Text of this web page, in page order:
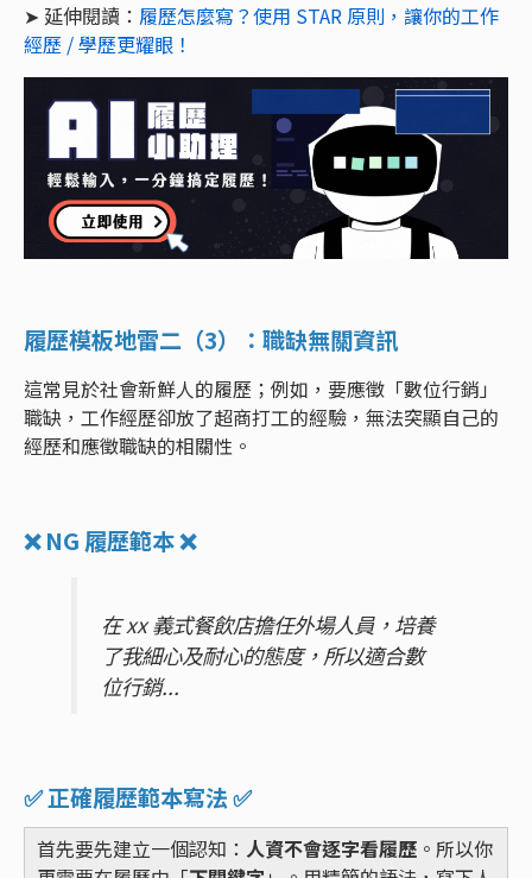
➤ 延伸閱讀： 履歷怎麼寫？使用 STAR 原則，讓你的工作
經歷 / 學歷更耀眼！
履歷模板地雷二（3）：職缺無關資訊
這常見於社會新鮮人的履歷；例如，要應徵「數位行銷」
職缺，工作經歷卻放了超商打工的經驗，無法突顯自己的
經歷和應徵職缺的相關性。
❌ NG 履歷範本 ❌
在 xx 義式餐飲店擔任外場人員，培養
了我細心及耐心的態度，所以適合數
位行銷...
✅ 正確履歷範本寫法 ✅
首先要先建立一個認知： 人資不會逐字看履歷 。所以你